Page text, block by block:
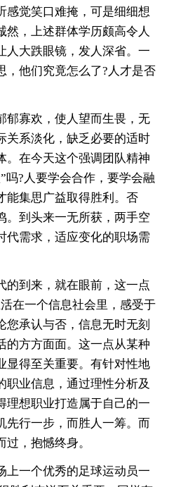
感觉笑口难掩，可是细细想
然，上述群体学历颇高令人
人大跌眼镜，发人深省。一
，他们究竟怎么了?人才是否
寡欢，使人望而生畏，无
关系淡化，缺乏必要的适时
。在今天这个强调团队精神
吗?人要学会合作，要学会融
能集思广益取得胜利。否
。到头来一无所获，两手空
代需求，适应变化的职场需
到来，就在眼前，这一点
在一个信息社会里，感受于
您承认与否，信息无时无刻
的方方面面。这一点从某种
显得至关重要。有针对性地
职业信息，通过理性分析及
理想职业打造属于自己的一
先行一步，而胜人一筹。而
，抱憾终身。
一个优秀的足球运动员一